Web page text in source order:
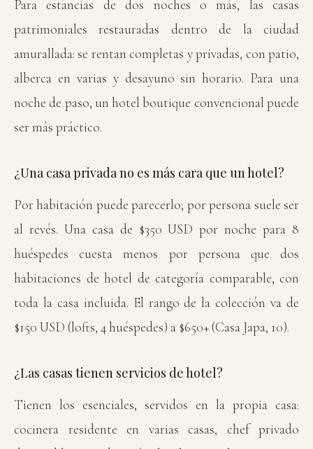
Para estancias de dos noches o más, las casas
patrimoniales restauradas dentro de la ciudad
amurallada: se rentan completas y privadas, con patio,
alberca en varias y desayuno sin horario. Para una
noche de paso, un hotel boutique convencional puede
ser más práctico.
¿Una casa privada no es más cara que un hotel?
Por habitación puede parecerlo; por persona suele ser
al revés. Una casa de $350 USD por noche para 8
huéspedes cuesta menos por persona que dos
habitaciones de hotel de categoría comparable, con
toda la casa incluida. El rango de la colección va de
$150 USD (lofts, 4 huéspedes) a $650+ (Casa Japa, 10).
¿Las casas tienen servicios de hotel?
Tienen los esenciales, servidos en la propia casa:
cocinera residente en varias casas, chef privado